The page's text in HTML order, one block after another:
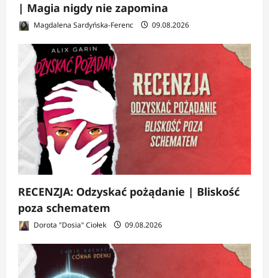
| Magia nigdy nie zapomina
Magdalena Sardyńska-Ferenc 09.08.2026
RECENZJA: Odzyskać pożądanie | Bliskość
poza schematem
Dorota "Dosia" Ciołek 09.08.2026